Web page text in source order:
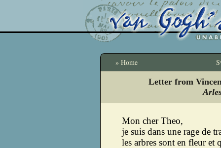
» Home
Letter from
Mon cher Theo,
je suis dans une rage de
les arbres sont en fleur et